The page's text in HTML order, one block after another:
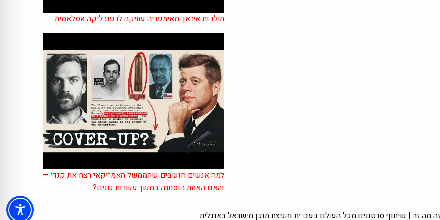
תולדות איראן: מאימפריה עתיקה לרפובליקה אסלאמית
למה אנשים חושבים שהממשל האמריקאי רצח את קנדי —
והאם האמת הוסתרה במשך עשרות שנים?